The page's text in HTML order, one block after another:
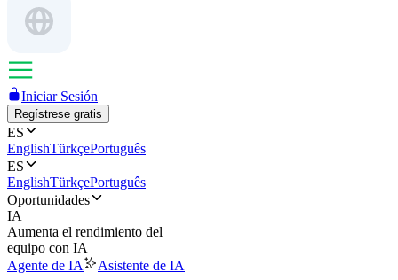
Iniciar Sesión
Regístrese gratis
ES
EnglishTürkçePortuguês
ES
EnglishTürkçePortuguês
Oportunidades
IA
Aumenta el rendimiento del
equipo con IA
Agente de IA
Asistente de IA